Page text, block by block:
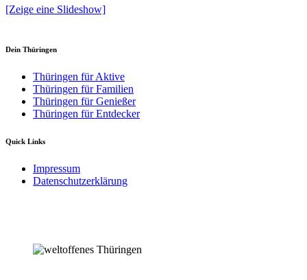
[Zeige eine Slideshow]
Dein Thüringen
Thüringen für Aktive
Thüringen für Familien
Thüringen für Genießer
Thüringen für Entdecker
Quick Links
Impressum
Datenschutzerklärung